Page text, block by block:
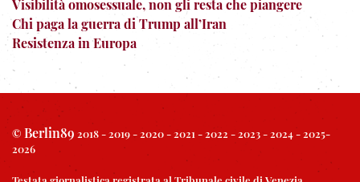
Visibilità omosessuale, non gli resta che piangere
Chi paga la guerra di Trump all’Iran
Resistenza in Europa
© Berlin89 2018 - 2019 - 2020 - 2021 - 2022 - 2023 - 2024 - 2025-
2026